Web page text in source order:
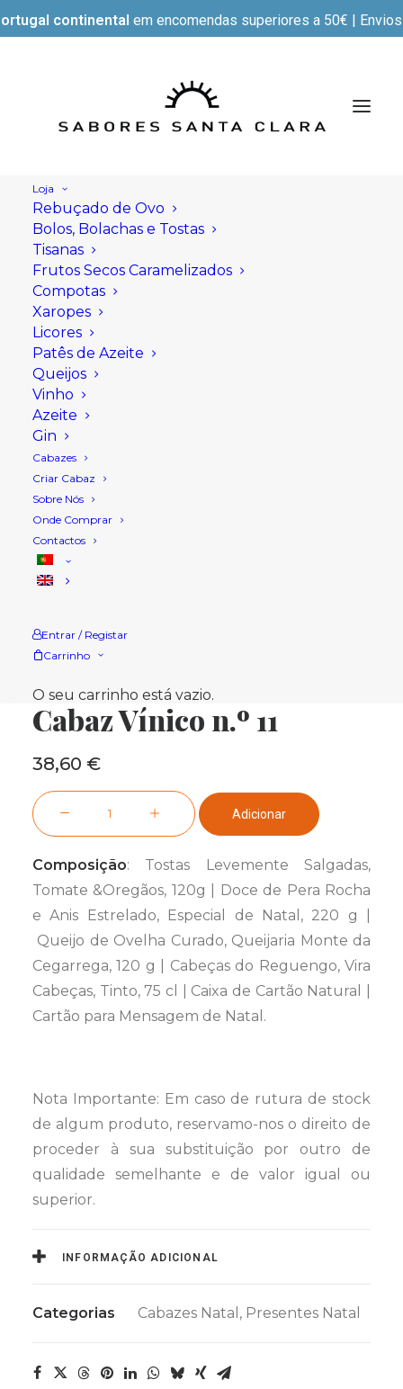
continental em encomendas superiores a 50€ |
Loja
Rebuçado de Ovo
Bolos, Bolachas e Tostas
Tisanas
Frutos Secos Caramelizados
Compotas
Xaropes
Licores
Patês de Azeite
Queijos
Vinho
Azeite
Gin
Cabazes
Criar Cabaz
Sobre Nós
Onde Comprar
Contactos
Entrar / Registar
Carrinho
O seu carrinho está vazio.
Cabaz Vínico n.º 11
38,60 €
Quantidade
de
Adicionar
Composição: Tostas Levemente Salgadas,
Tomate &Oregãos, 120g | Doce de Pera Rocha
e Anis Estrelado, Especial de Natal, 220 g |
Queijo de Ovelha Curado, Queijaria Monte da
Cegarrega, 120 g | Cabeças do Reguengo, Vira
Cabeças, Tinto, 75 cl | Caixa de Cartão Natural |
Cartão para Mensagem de Natal.
Nota Importante: Em caso de rutura de stock
de algum produto, reservamo-nos o direito de
proceder à sua substituição por outro de
qualidade semelhante e de valor igual ou
superior.
INFORMAÇÃO ADICIONAL
Categorias Cabazes Natal , Presentes Natal